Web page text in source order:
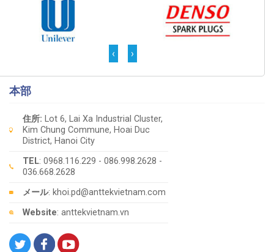
‹ ›
本部
住所: Lot 6, Lai Xa Industrial Cluster,
Kim Chung Commune, Hoai Duc
District, Hanoi City
TEL: 0968.116.229 - 086.998.2628 -
036.668.2628
メール: khoi.pd@anttekvietnam.com
Website: anttekvietnam.vn